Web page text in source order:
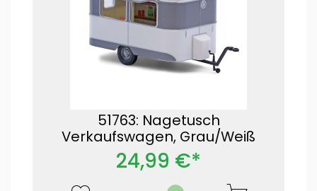
51763: Nagetusch
Verkaufswagen, Grau/Weiß
24,99 €*